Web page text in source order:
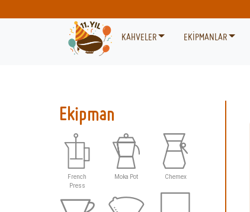
KAHVELER EKİPMANLAR
Ekipman
French
Press
Moka Pot Chemex